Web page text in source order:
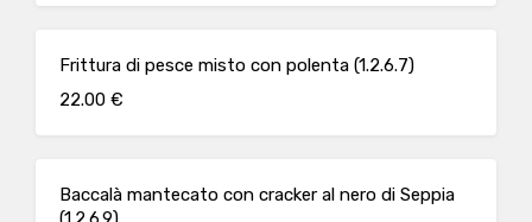
Frittura di pesce misto con polenta (1.2.6.7)
22.00 €
Baccalà mantecato con cracker al nero di Seppia